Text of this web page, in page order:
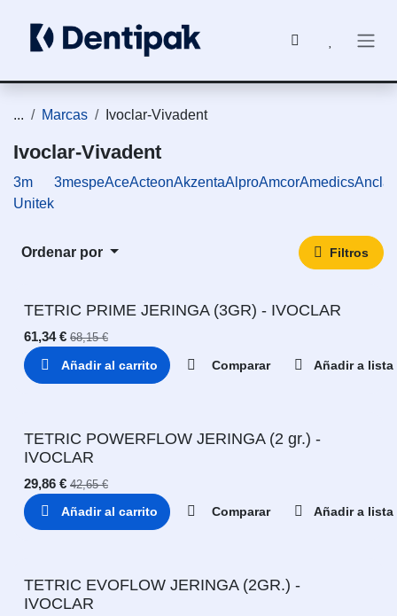
... Marcas Ivoclar-Vivadent
Ivoclar-Vivadent
3m
Unitek
3mespeAceActeonAkzentaAlproAmcorAmedics
Ordenar por Filtros
TETRIC PRIME JERINGA (3GR) - IVOCLAR
61,34€ 68,15€
Añadir al carrito Comparar Añadir a lista
TETRIC POWERFLOW JERINGA (2 gr.) -
IVOCLAR
29,86 € 42,65€
Añadir al carrito Comparar Añadir a lista
TETRIC EVOFLOW JERINGA (2GR.) -
IVOCLAR